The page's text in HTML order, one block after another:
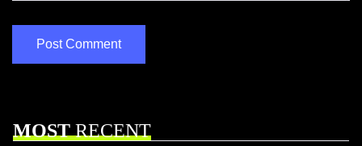
MOSTRECENT